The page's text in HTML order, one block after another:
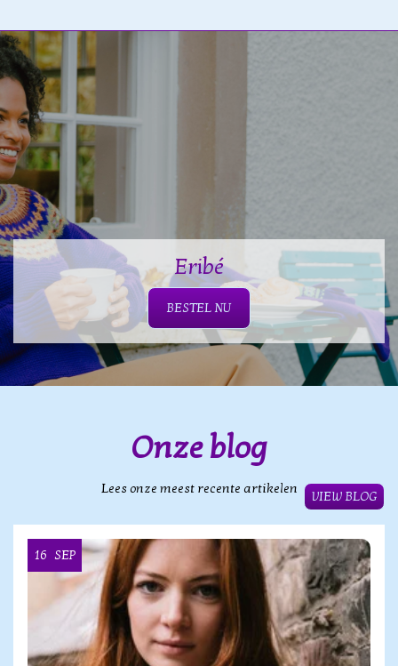
Eribé
BESTEL NU
Onze blog
Lees onze meest recente artikelen
VIEW BLOG
16 SEP